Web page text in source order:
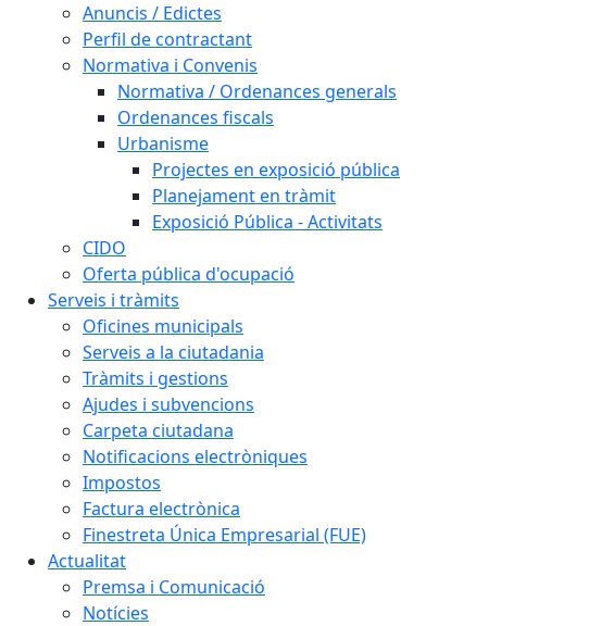
Anuncis / Edictes
Perfil de contractant
Normativa i Convenis
Normativa / Ordenances generals
Ordenances fiscals
Urbanisme
Projectes en exposició pública
Planejament en tràmit
Exposició Pública - Activitats
CIDO
Oferta pública d'ocupació
Serveis i tràmits
Oficines municipals
Serveis a la ciutadania
Tràmits i gestions
Ajudes i subvencions
Carpeta ciutadana
Notificacions electròniques
Impostos
Factura electrònica
Finestreta Única Empresarial (FUE)
Actualitat
Premsa i Comunicació
Notícies